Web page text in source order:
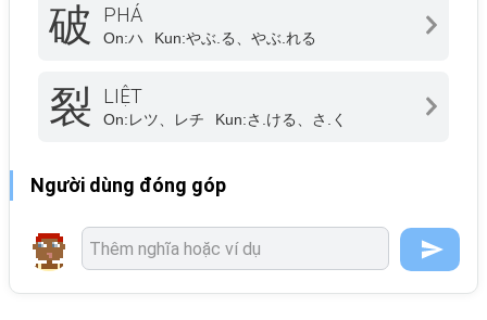
破 PHÁ
On:ハ Kun:やぶ.る、やぶ.れる
裂 LIỆT
On:レツ、レチ Kun:さ.ける、さ.く
Người dùng đóng góp